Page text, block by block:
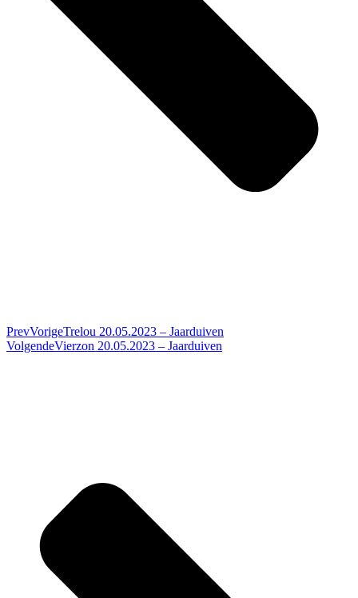
PrevVorigeTrelou 20.05.2023 – Jaarduiven
VolgendeVierzon 20.05.2023 – Jaarduiven